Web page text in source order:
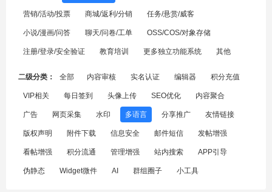
营销/活动/投票 商城/返利/分销 任务/悬赏/威客
小说/漫画/问答 聊天/问卷/工单 OSS/COS/对象存储
注册/登录/安全验证 教育培训 更多独立功能系统 其他
二级分类： 全部 内容审核 实名认证 编辑器 积分充值
VIP相关 每日签到 头像上传 SEO优化 内容聚合
广告 网页采集 水印 多语言 分享推广 友情链接
版权声明 附件下载 信息安全 邮件短信 发帖增强
看帖增强 积分流通 管理增强 站内搜索 APP引导
伪静态 Widget微件 AI 群组圈子 小工具